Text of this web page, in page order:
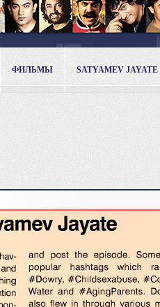
ФИЛЬМЫ SATYAMEV JAYATE